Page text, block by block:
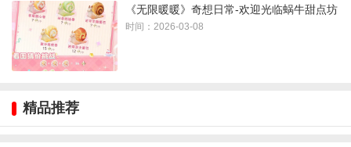
4、然后点击右下角前往虹染
《无限暖暖》奇想日常-欢迎光临蜗牛甜点坊
时间：2026-03-08
精品推荐